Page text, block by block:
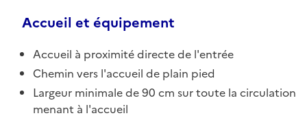
Accueil et équipement
Accueil à proximité directe de l'entrée
Chemin vers l'accueil de plain pied
Largeur minimale de 90 cm sur toute la circulation
menant à l'accueil